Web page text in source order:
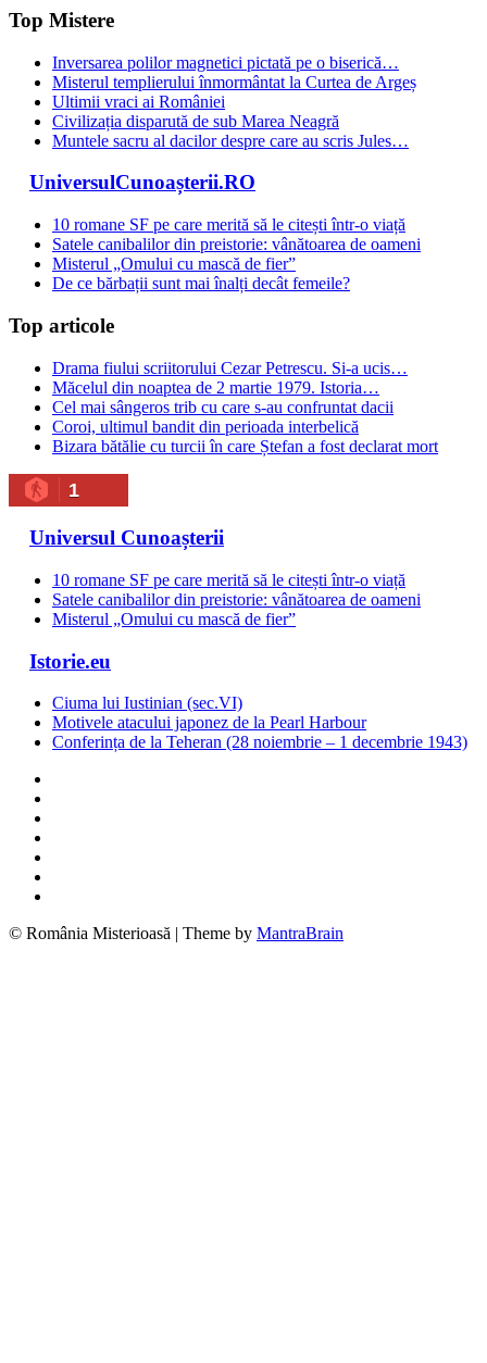
Top Mistere
Inversarea polilor magnetici pictată pe o biserică…
Misterul templierului înmormântat la Curtea de Argeș
Ultimii vraci ai României
Civilizația disparută de sub Marea Neagră
Muntele sacru al dacilor despre care au scris Jules…
UniversulCunoașterii.RO
10 romane SF pe care merită să le citești într-o viață
Satele canibalilor din preistorie: vânătoarea de oameni
Misterul „Omului cu mască de fier”
De ce bărbații sunt mai înalți decât femeile?
Top articole
Drama fiului scriitorului Cezar Petrescu. Si-a ucis…
Măcelul din noaptea de 2 martie 1979. Istoria…
Cel mai sângeros trib cu care s-au confruntat dacii
Coroi, ultimul bandit din perioada interbelică
Bizara bătălie cu turcii în care Ștefan a fost declarat mort
1
Universul Cunoașterii
10 romane SF pe care merită să le citești într-o viață
Satele canibalilor din preistorie: vânătoarea de oameni
Misterul „Omului cu mască de fier”
Istorie.eu
Ciuma lui Iustinian (sec.VI)
Motivele atacului japonez de la Pearl Harbour
Conferința de la Teheran (28 noiembrie – 1 decembrie 1943)
© România Misterioasă | Theme by MantraBrain